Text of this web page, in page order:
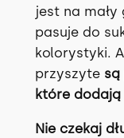
jest na mały
pasuje do
kolorystyki.
przyszytesą
które
Nie czekaj